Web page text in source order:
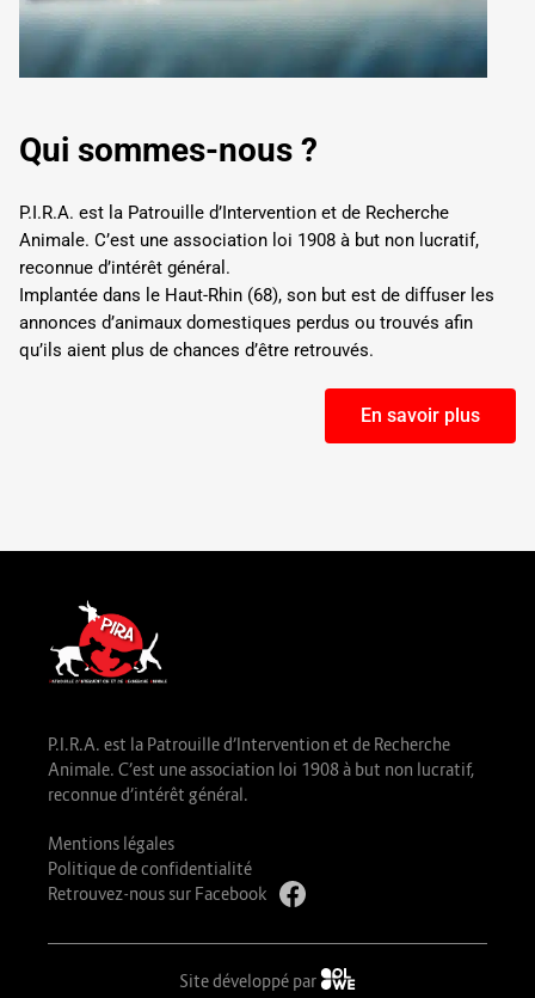
Qui sommes-nous ?
P.I.R.A. est la Patrouille d’Intervention et de Recherche
Animale. C’est une association loi 1908 à but non lucratif,
reconnue d’intérêt général.
Implantée dans le Haut-Rhin (68), son but est de diffuser les
annonces d’animaux domestiques perdus ou trouvés afin
qu’ils aient plus de chances d’être retrouvés.
En savoir plus
P.I.R.A. est la Patrouille d’Intervention et de Recherche
Animale. C’est une association loi 1908 à but non lucratif,
reconnue d’intérêt général.
Mentions légales
Politique de confidentialité
Retrouvez-nous sur Facebook
Site développé par